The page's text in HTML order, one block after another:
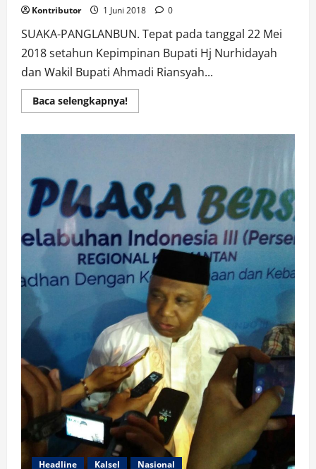
Kontributor 1 Juni 2018 0
SUAKA-PANGLANBUN. Tepat pada tanggal 22 Mei
2018 setahun Kepimpinan Bupati Hj Nurhidayah
dan Wakil Bupati Ahmadi Riansyah...
Baca selengkapnya!Read
more
PASANGAN
NURANI
BANYAK
BAWA
PERUBAHAN
Headline Kalsel Nasional